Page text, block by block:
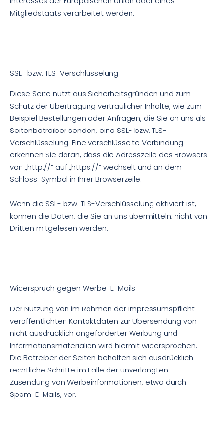
Mitgliedstaats verarbeitet werden.
SSL- bzw. TLS-Verschlüsselung
Diese Seite nutzt aus Sicherheitsgründen und zum
Schutz der Übertragung vertraulicher Inhalte, wie zum
Beispiel Bestellungen oder Anfragen, die Sie an uns als
Seitenbetreiber senden, eine SSL- bzw. TLS-
Verschlüsselung. Eine verschlüsselte Verbindung
erkennen Sie daran, dass die Adresszeile des Browsers
von „http://“ auf „https://“ wechselt und an dem
Schloss-Symbol in Ihrer Browserzeile.
Wenn die SSL- bzw. TLS-Verschlüsselung aktiviert ist,
können die Daten, die Sie an uns übermitteln, nicht von
Dritten mitgelesen werden.
Widerspruch gegen Werbe-E-Mails
Der Nutzung von im Rahmen der Impressumspflicht
veröffentlichten Kontaktdaten zur Übersendung von
nicht ausdrücklich angeforderter Werbung und
Informationsmaterialien wird hiermit widersprochen.
Die Betreiber der Seiten behalten sich ausdrücklich
rechtliche Schritte im Falle der unverlangten
Zusendung von Werbeinformationen, etwa durch
Spam-E-Mails, vor.